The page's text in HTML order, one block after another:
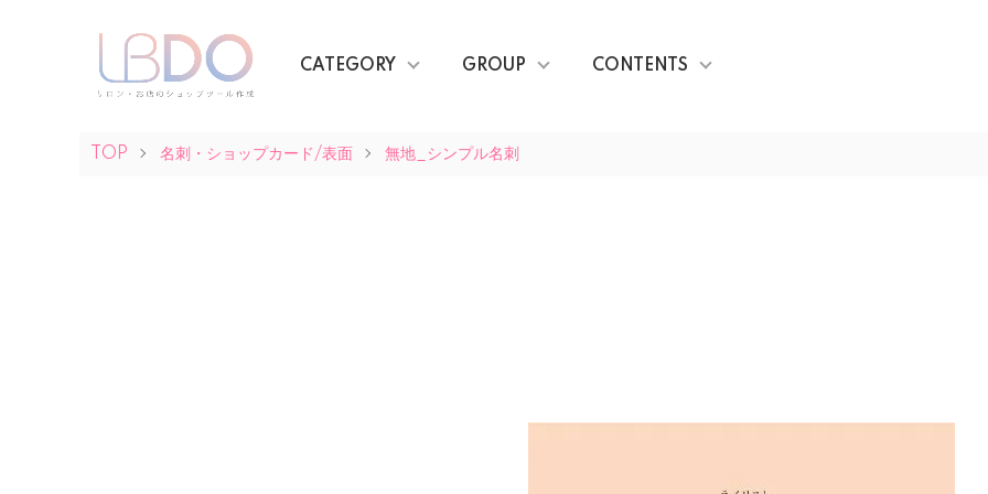
CATEGORY GROUP CONTENTS
TOP 名刺・ショップカード/表面 無地_シンプル名刺